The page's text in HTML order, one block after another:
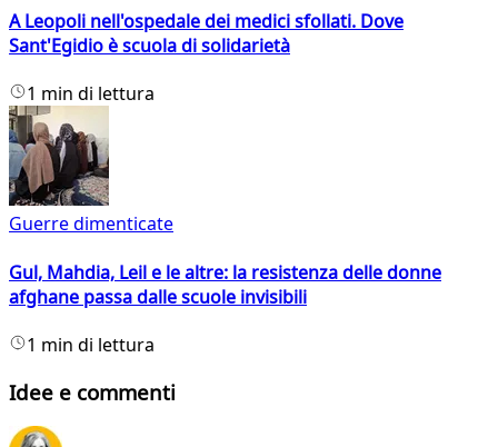
A Leopoli nell'ospedale dei medici sfollati. Dove
Sant'Egidio è scuola di solidarietà
1 min di lettura
Guerre dimenticate
Gul, Mahdia, Leil e le altre: la resistenza delle donne
afghane passa dalle scuole invisibili
1 min di lettura
Idee e commenti